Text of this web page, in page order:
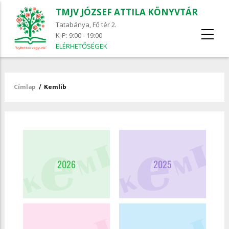
TMJV JÓZSEF ATTILA KÖNYVTÁR
Tatabánya, Fő tér 2.
K-P: 9:00 - 19:00
ELÉRHETŐSÉGEK
Morzsa
Címlap / Kemlib
2026 2025